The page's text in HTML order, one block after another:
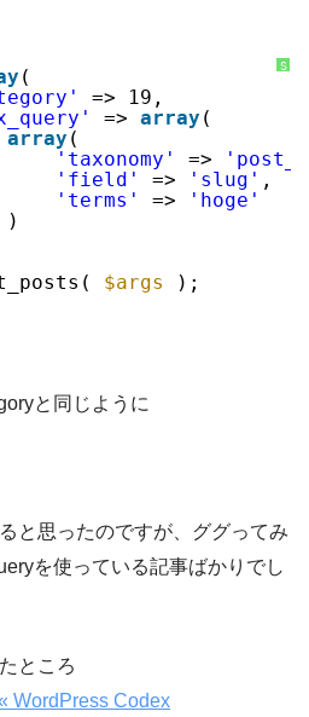
S
i
g
(
=> 19,
=> array (
array (
'taxonomy'
=>
'field'
=> 'slug' ,
'terms'
=>
'hoge'
)
$args );
と同じように
と思ったのですが、ググってみ
を使っている記事ばかりでし
ところ
WordPress Codex